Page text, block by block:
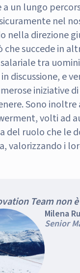
a un lungo
nel
nella direzione
che succede in
tra
discussione, e
iniziative
Sono
volti ad
del ruolo che le
valorizzando i
Team non
Milena
Senior